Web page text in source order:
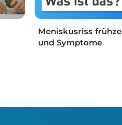
Meniskusriss
und Symptome